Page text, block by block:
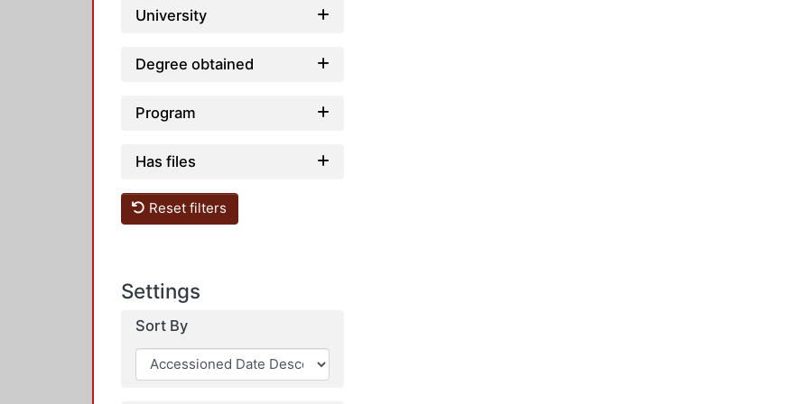
University
Degree obtained
Program
Has files
Reset filters
Settings
Sort By